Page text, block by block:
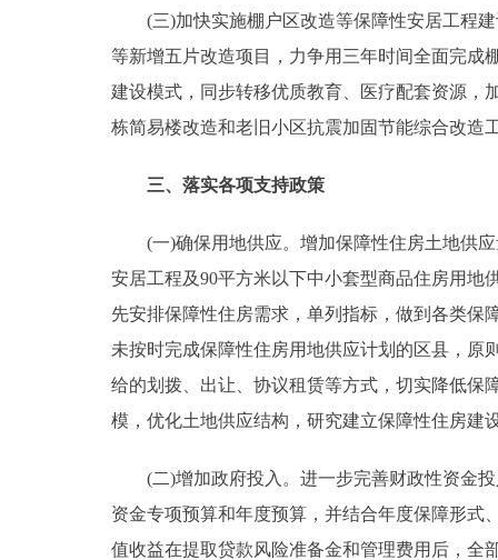
DEUTSCH
ITALIANO
(三)加快实施棚户区改造等保障性安居工程建
等新增五片改造项目，力争用三年时间全面完成
建设模式，同步转移优质教育、医疗配套资源，
栋简易楼改造和老旧小区抗震加固节能综合改造
三、落实各项支持政策
(一)确保用地供应。增加保障性住房土地供应
安居工程及90平方米以下中小套型商品住房用地
先安排保障性住房需求，单列指标，做到各类保
未按时完成保障性住房用地供应计划的区县，原
给的划拨、出让、协议租赁等方式，切实降低保
模，优化土地供应结构，研究建立保障性住房建
(二)增加政府投入。进一步完善财政性资金投
资金专项预算和年度预算，并结合年度保障形式
值收益在提取贷款风险准备金和管理费用后，全